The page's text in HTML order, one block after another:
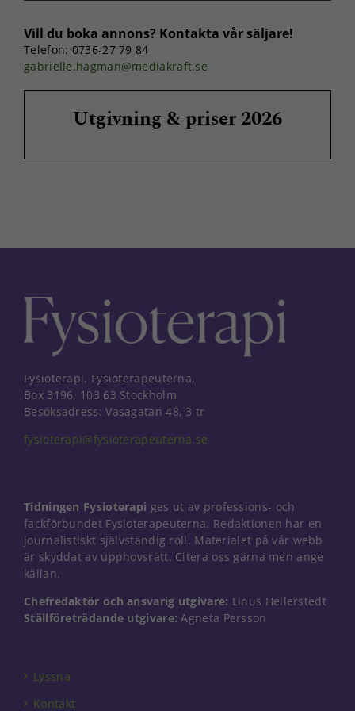
Vill du boka annons? Kontakta vår säljare!
Telefon: 0736-27 79 84
gabrielle.hagman@mediakraft.se
Utgivning & priser 2026
Fysioterapi, Fysioterapeuterna,
Box 3196, 103 63 Stockholm
Besöksadress: Vasagatan 48, 3 tr
fysioterapi@fysioterapeuterna.se
Tidningen Fysioterapi ges ut av professions- och
fackförbundet Fysioterapeuterna. Redaktionen har en
journalistiskt självständig roll. Materialet på vår webb
är skyddat av upphovsrätt. Citera oss gärna men ange
källan.
Chefredaktör och ansvarig utgivare: Linus Hellerstedt
Ställföreträdande utgivare: Agneta Persson
Lyssna
Kontakt
Marknadsföring
med dig av dina
intressen och ditt
surfar ökar du
anpassat innehåll